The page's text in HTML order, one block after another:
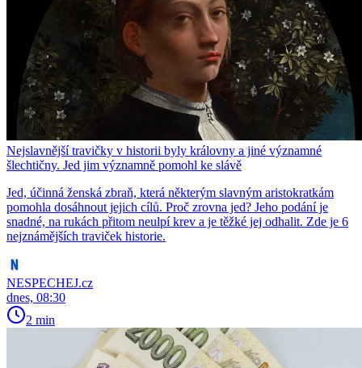
Nejslavnější travičky v historii byly královny a jiné významné
šlechtičny. Jed jim významně pomohl ke slávě
Jed, účinná ženská zbraň, která některým slavným aristokratkám
pomohla dosáhnout jejich cílů. Proč zrovna jed? Jeho podání je
snadné, na rukách přitom neulpí krev a je těžké jej odhalit. Zde je 6
nejznámějších traviček historie.
NESPECHEJ.cz
dnes, 08:30
2 min